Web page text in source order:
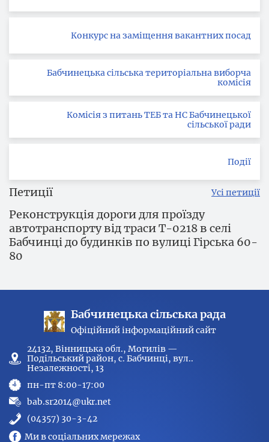
Конкурс на заміщення вакантних посад
Бабчинецька сільська територіальна виборча
комісія
Комісія з питань ТЕБ та НС Бабчинецької
сільської ради
Події
Петиції Усі петиції
Реконструкція дороги для проїзду
автотранспорту від траси Т-0218 в селі
Бабчинці до будинків по вулиці Гірська 60-
80
Бабчинецька сільська рада
Офіційний інформаційний сайт
24132, Вінницька обл., Могилів —
Подільський район, с. Бабчинці, вул..
Незалежності, 13
пн-пт 8:00-17:00
bab.sr2014@ukr.net
(04357) 30-3-42
Ми в соціальних мережах